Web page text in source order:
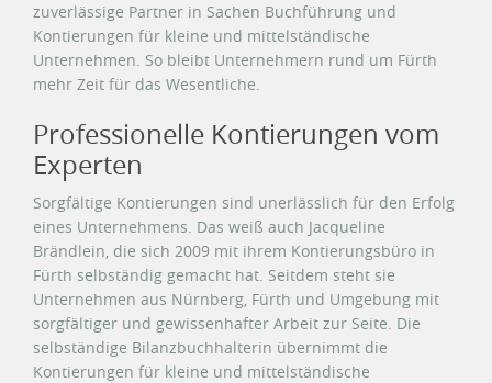
zuverlässige Partner in Sachen Buchführung und
Kontierungen für kleine und mittelständische
Unternehmen. So bleibt Unternehmern rund um Fürth
mehr Zeit für das Wesentliche.
Professionelle Kontierungen vom
Experten
Sorgfältige Kontierungen sind unerlässlich für den Erfolg
eines Unternehmens. Das weiß auch Jacqueline
Brändlein, die sich 2009 mit ihrem Kontierungsbüro in
Fürth selbständig gemacht hat. Seitdem steht sie
Unternehmen aus Nürnberg, Fürth und Umgebung mit
sorgfältiger und gewissenhafter Arbeit zur Seite. Die
selbständige Bilanzbuchhalterin übernimmt die
Kontierungen für kleine und mittelständische